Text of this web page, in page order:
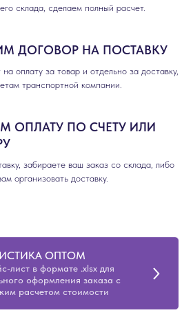
склада, сделаем полный расчет.
ДОГОВОР НА ПОСТАВКУ
оплату за товар и отдельно за доставку,
транспортной компании.
ОПЛАТУ ПО СЧЕТУ ИЛИ
забираете ваш заказ со склада, либо
организовать доставку.
ОПТОМ
лист в формате .xlsx для
оформления заказа с
расчетом стоимости